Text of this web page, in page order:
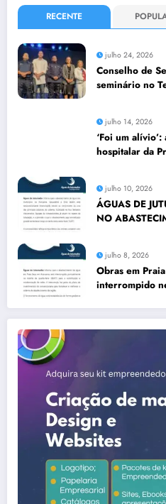
RECENTE
julho 24, 2026
Conselho de
seminário no
julho 14, 2026
‘Foi um
hospitalar da
julho 10, 2026
ÁGUAS DE
NO
julho 8, 2026
Obras em
interrompido